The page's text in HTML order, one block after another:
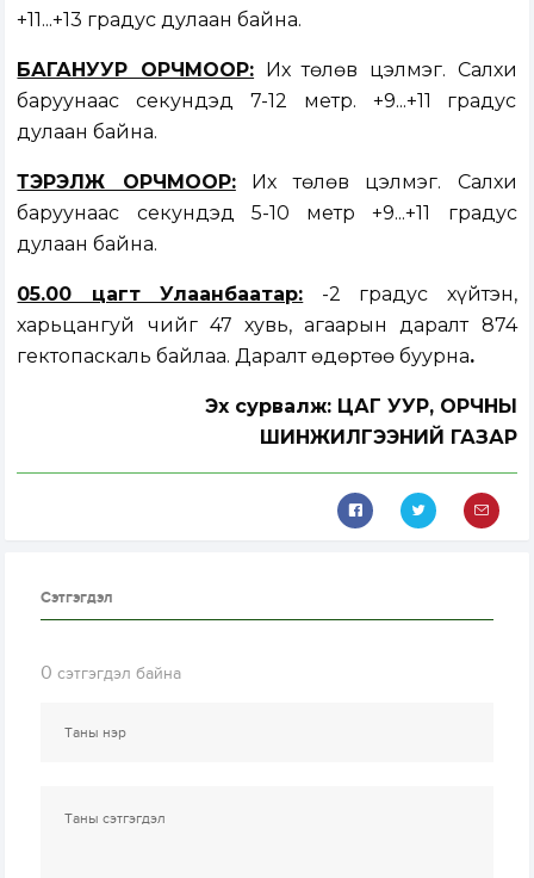
+11...+13 градус дулаан байна.
БАГАНУУР ОРЧМООР: Их төлөв цэлмэг. Салхи
баруунаас секундэд 7-12 метр. +9...+11 градус
дулаан байна.
ТЭРЭЛЖ ОРЧМООР:Их төлөв цэлмэг. Салхи
баруунаас секундэд 5-10 метр +9...+11 градус
дулаан байна.
05.00 цагт Улаанбаатар: -2 градус хүйтэн,
харьцангуй чийг 47 хувь, агаарын даралт 874
гектопаскаль байлаа. Даралт өдөртөө буурна.
Эх сурвалж: ЦАГ УУР, ОРЧНЫ
ШИНЖИЛГЭЭНИЙ ГАЗАР
Сэтгэгдэл
0 сэтгэгдэл байна